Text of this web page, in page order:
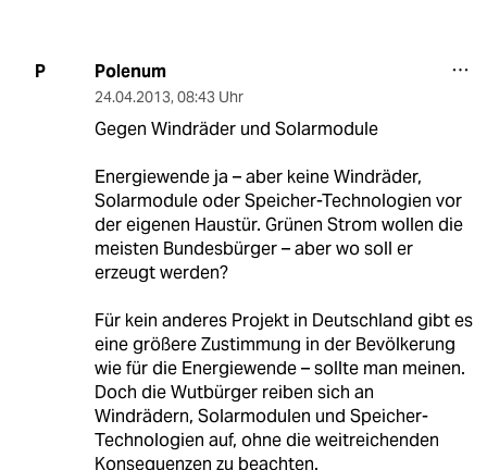
P Polenum
24.04.2013, 08:43 Uhr
Gegen Windräder und Solarmodule
Energiewende ja – aber keine Windräder,
Solarmodule oder Speicher-Technologien vor
der eigenen Haustür. Grünen Strom wollen die
meisten Bundesbürger – aber wo soll er
erzeugt werden?
Für kein anderes Projekt in Deutschland gibt es
eine größere Zustimmung in der Bevölkerung
wie für die Energiewende – sollte man meinen.
Doch die Wutbürger reiben sich an
Windrädern, Solarmodulen und Speicher-
Technologien auf, ohne die weitreichenden
Konsequenzen zu beachten.